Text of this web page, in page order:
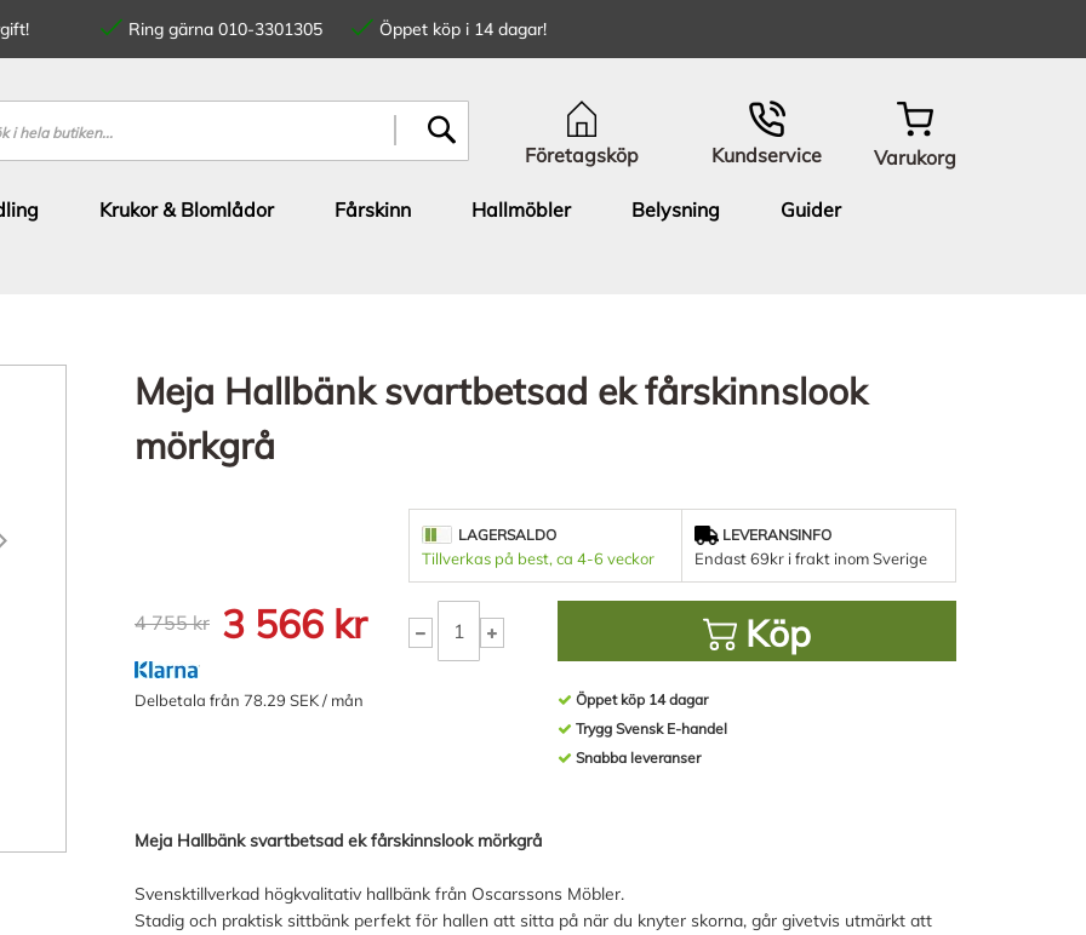
Ring gärna 010-3301305
Öppet köp i 14 dagar!
Företagsköp Kundservice Varukorg
Krukor & Blomlådor Fårskinn Hallmöbler Belysning
Guider
Meja Hallbänk svartbetsad ek fårskinnslook
mörkgrå
4 755 kr 3 566 kr
Delbetala från 78.29 SEK / mån
LAGERSALDO
Tillverkas på best, ca 4-6 veckor
LEVERANSINFO
Endast 69kr i frakt inom Sverige
Köp
Öppet köp 14 dagar
Trygg Svensk E-handel
Snabba leveranser
Meja Hallbänk svartbetsad ek fårskinnslook mörkgrå
Svensktillverkad högkvalitativ hallbänk från Oscarssons Möbler.
Stadig och praktisk sittbänk perfekt för hallen att sitta på när du knyter skorna, går givetvis utmärkt att